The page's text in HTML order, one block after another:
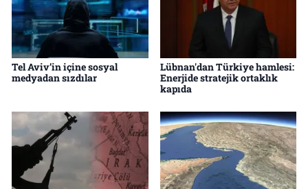
Tel Aviv’in içine sosyal
medyadan sızdılar
Lübnan'dan Türkiye hamlesi:
Enerjide stratejik ortaklık
kapıda